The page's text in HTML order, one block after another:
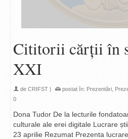
Cititorii cărții în
XXI
de CRIFST | postat în: Prezentări
0
Dona Tudor De la lecturile
culturale ale erei digitale Lucrare
23 aprilie Rezumat Prezenta